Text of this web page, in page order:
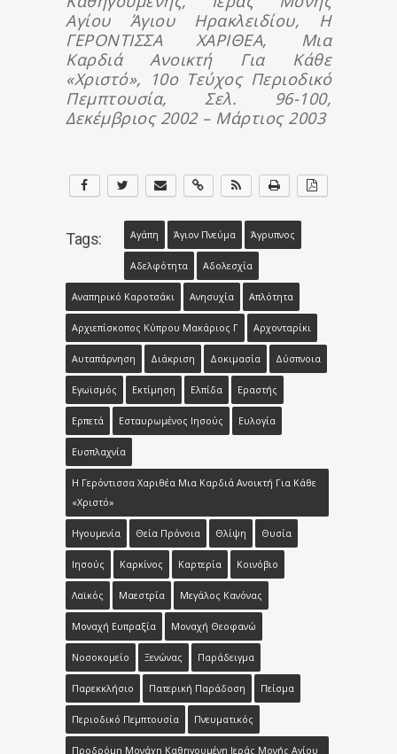
Αγίου Άγιου Ηρακλειδίου, Η
ΓΕΡΟΝΤΙΣΣΑ ΧΑΡΙΘΕΑ, Μια
Καρδιά Ανοικτή Για Κάθε
«Χριστό», 10ο Τεύχος Περιοδικό
Πεμπτουσία, Σελ. 96-100,
Δεκέμβριος 2002 – Μάρτιος 2003
Tags: Αγάπη Άγιον Πνεύμα Άγρυπνος
Αδελφότητα Αδολεσχία
Αναπηρικό Καροτσάκι Ανησυχία Απλότητα
Αρχιεπίσκοπος Κύπρου Μακάριος Γ Αρχονταρίκι
Αυταπάρνηση Διάκριση Δοκιμασία Δύσπνοια
Εγωϊσμός Εκτίμηση Ελπίδα Εραστής
Ερπετά Εσταυρωμένος Ιησούς Ευλογία
Ευσπλαχνία
Η Γερόντισσα Χαριθέα Μια Καρδιά Ανοικτή Για Κάθε
«Χριστό»
Ηγουμενία Θεία Πρόνοια Θλίψη Θυσία
Ιησούς Καρκίνος Καρτερία Κοινόβιο
Λαϊκός Μαεστρία Μεγάλος Κανόνας
Μοναχή Ευπραξία Μοναχή Θεοφανώ
Νοσοκομείο Ξενώνας Παράδειγμα
Παρεκκλήσιο Πατερική Παράδοση Πείσμα
Περιοδικό Πεμπτουσία Πνευματικός
Προδρόμη Μονάχη Καθηγουμένη Ιεράς Μονής Αγίου